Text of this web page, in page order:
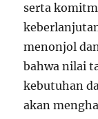
serta
menonjol
bahwa nilai
kebutuhan
akan